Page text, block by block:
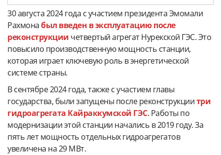
30 августа 2024 года с участием президента Эмомали
Рахмонабыл введен в эксплуатацию после
реконструкции четвертый агрегат Нурекской ГЭС. Это
повысило производственную мощность станции,
которая играет ключевую роль в энергетической
системе страны.
В сентябре 2024 года, также с участием главы
государства, были запущены после реконструкциитри
гидроагрегата Кайраккумской ГЭС. Работы по
модернизации этой станции начались в 2019 году. За
пять лет мощность отдельных гидроагрегатов
увеличена на 29 МВт.